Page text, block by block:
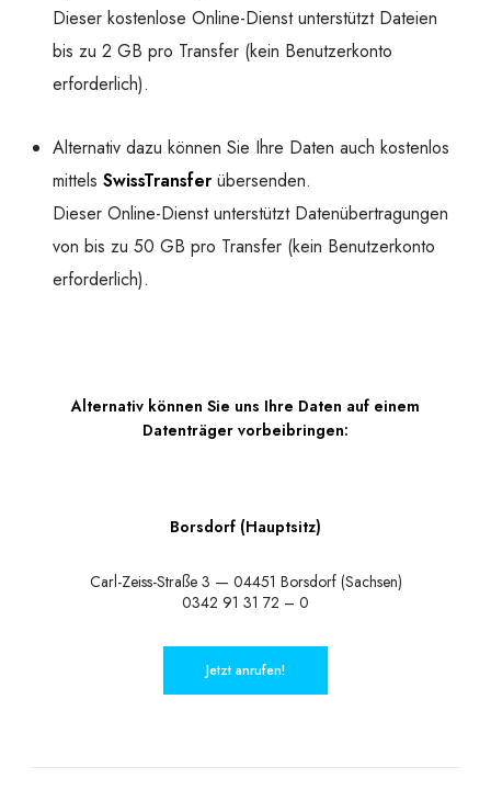
Dieser kostenlose Online-Dienst unterstützt Dateien
bis zu 2 GB pro Transfer (kein Benutzerkonto
erforderlich).
Alternativ dazu können Sie Ihre Daten auch kostenlos
mittels SwissTransfer übersenden.
Dieser Online-Dienst unterstützt Datenübertragungen
von bis zu 50 GB pro Transfer (kein Benutzerkonto
erforderlich).
Alternativ können Sie uns Ihre Daten auf einem
Datenträger vorbeibringen:
Borsdorf (Hauptsitz)
Carl-Zeiss-Straße 3 — 04451 Borsdorf (Sachsen)
0342 91 31 72 – 0
Jetzt anrufen!